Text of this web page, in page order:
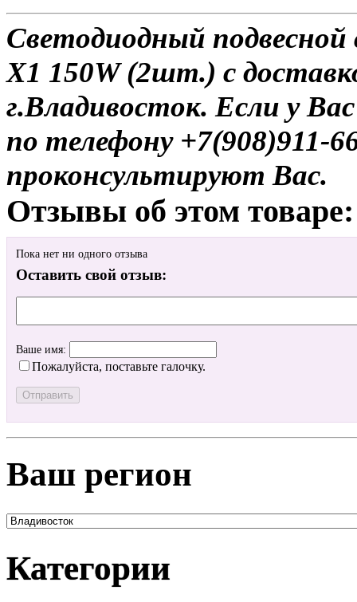
Светодиодный
X1 150W (2шт.) с
г.Владивосток. Если у
по телефону
проконсультируют Вас.
Отзывы об этом товаре:
Пока нет ни одного отзыва
Оставить свой отзыв:
Ваше имя:
Пожалуйста, поставьте галочку.
Ваш регион
Категории